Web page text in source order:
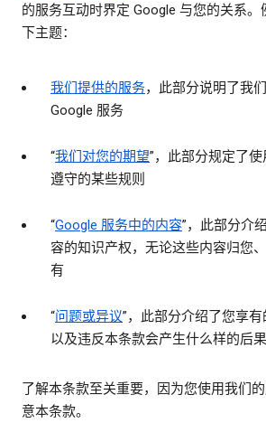
的服务互动时界定 Google 与您的关系
下主题：
我们提供的服务，此部分说明了我
Google 服务
“我们对您的期望”，此部分规定了
遵守的某些规则
“Google 服务中的内容”，此部分介
容的知识产权，无论这些内容归您
有
“问题或异议”，此部分介绍了您享有
以及违反本条款会产生什么样的后果
了解本条款至关重要，因为您使用我们
意本条款。